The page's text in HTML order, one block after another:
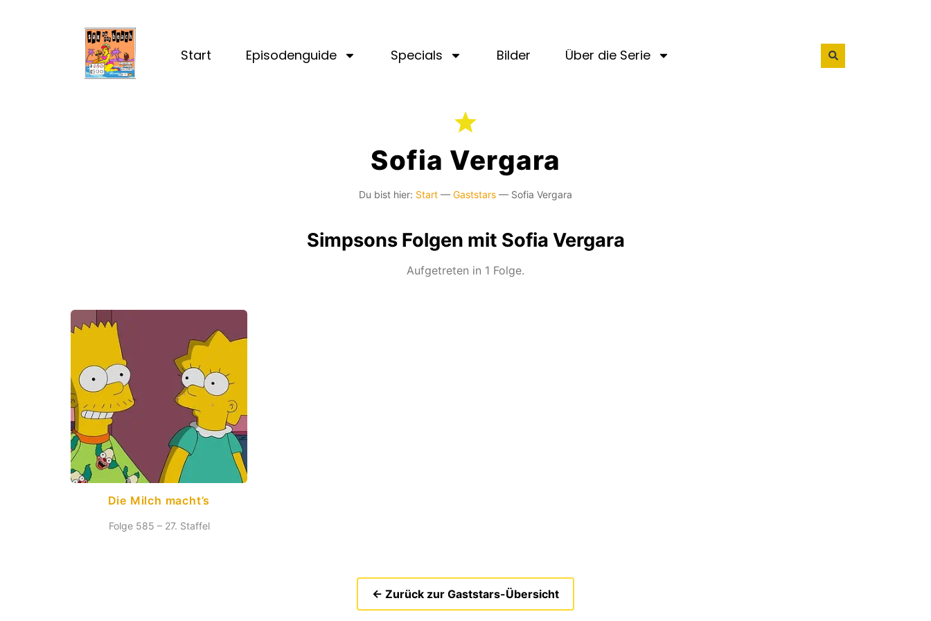
Start Episodenguide Specials Bilder Über die Serie
Sofia Vergara
Du bist hier: Start — Gaststars — Sofia Vergara
Simpsons Folgen mit Sofia Vergara
Aufgetreten in 1 Folge.
Die Milch macht’s
Folge 585 – 27. Staffel
← Zurück zur Gaststars-Übersicht